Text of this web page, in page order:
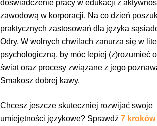
doświadczenie pracy w edukacji z
zawodową w korporacji. Na co dzień
praktycznych zastosowań dla języka
Odry. W wolnych chwilach zanurza się w
psychologiczną, by móc lepiej (z)rozumieć
świat oraz procesy związane z jego
Smakosz dobrej kawy.
Chcesz jeszcze skuteczniej rozwijać swoje
umiejętności językowe? Sprawdź 7